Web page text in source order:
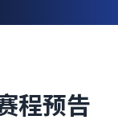
程预告